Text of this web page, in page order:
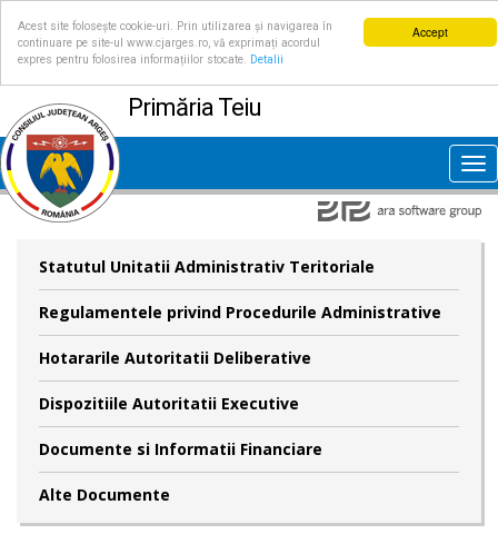
Accept
Acest site folosește cookie-uri. Prin utilizarea și navigarea în
continuare pe site-ul www.cjarges.ro, vă exprimați acordul
expres pentru folosirea informațiilor stocate.
Detalii
Primăria Teiu
Statutul Unitatii Administrativ Teritoriale
Regulamentele privind Procedurile Administrative
Hotararile Autoritatii Deliberative
Dispozitiile Autoritatii Executive
Documente si Informatii Financiare
Alte Documente